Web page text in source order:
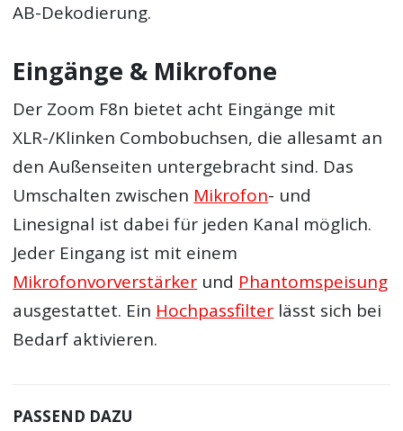
AB-Dekodierung.
Eingänge & Mikrofone
Der Zoom F8n bietet acht Eingänge mit
XLR-/Klinken Combobuchsen, die allesamt an
den Außenseiten untergebracht sind. Das
Umschalten zwischen Mikrofon- und
Linesignal ist dabei für jeden Kanal möglich.
Jeder Eingang ist mit einem
Mikrofonvorverstärker und Phantomspeisung
ausgestattet. Ein Hochpassfilter lässt sich bei
Bedarf aktivieren.
PASSEND DAZU